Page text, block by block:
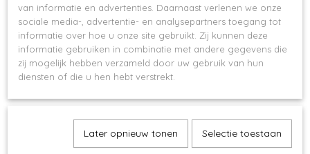
van informatie en advertenties. Daarnaast verlenen we onze
sociale media-, advertentie- en analysepartners toegang tot
informatie over hoe u onze site gebruikt. Zij kunnen deze
informatie gebruiken in combinatie met andere gegevens die
zij mogelijk hebben verzameld door uw gebruik van hun
diensten of die u hen hebt verstrekt.
Later opnieuw tonen Selectie toestaan